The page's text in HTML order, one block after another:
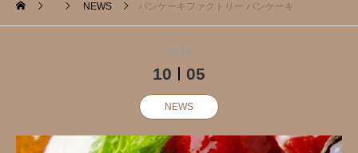
NEWS パンケーキファクトリー パンケーキ
2018
10 05
NEWS